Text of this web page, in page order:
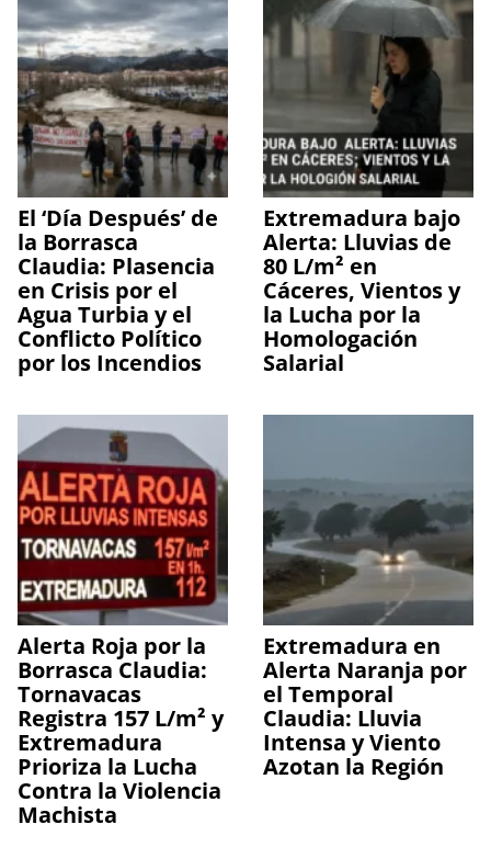
El ‘Día Después’ de
la Borrasca
Claudia: Plasencia
en Crisis por el
Agua Turbia y el
Conflicto Político
por los Incendios
Extremadura bajo
Alerta: Lluvias de
80 L/m² en
Cáceres, Vientos y
la Lucha por la
Homologación
Salarial
Alerta Roja por la
Borrasca Claudia:
Tornavacas
Registra 157 L/m² y
Extremadura
Prioriza la Lucha
Contra la Violencia
Machista
Extremadura en
Alerta Naranja por
el Temporal
Claudia: Lluvia
Intensa y Viento
Azotan la Región